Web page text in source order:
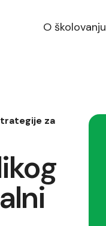
O školovanju
za